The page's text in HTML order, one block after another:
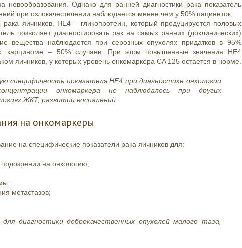
Однако для ранней диагностики рака показатель
при озлокачествлении наблюдается менее чем у 50% пациенток;
яичников. НЕ4 – гликопротеин, который продуцируется половых
позволяет диагностировать рак на самых ранних (доклинических)
вещества наблюдается при серозных опухолях придатков в 95%
карциноме – 50% случаев. При этом повышенные значения НЕ4
яичников, у которых уровень онкомаркера CA 125 остается в норме.
специфичность показателя НЕ4 при диагностике онкологии
онкомаркера не наблюдалось при других
ЖКТ, развитии воспалений.
на онкомаркеры
на специфические показатели рака яичников для:
на онкологию;
метастазов;
диагностики доброкачественных опухолей малого таза,